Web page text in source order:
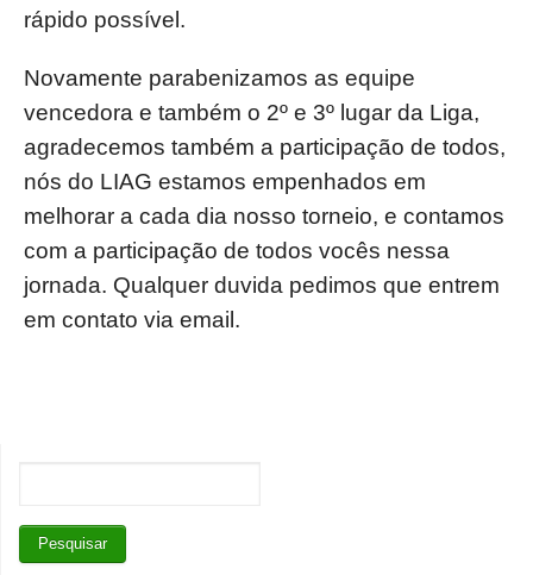
rápido possível.
Novamente parabenizamos as equipe
vencedora e também o 2º e 3º lugar da Liga,
agradecemos também a participação de todos,
nós do LIAG estamos empenhados em
melhorar a cada dia nosso torneio, e contamos
com a participação de todos vocês nessa
jornada. Qualquer duvida pedimos que entrem
em contato via email.